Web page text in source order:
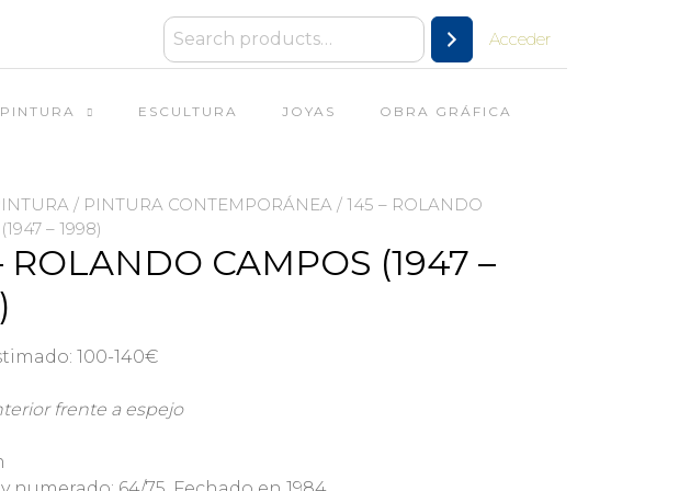
Acceder
PINTURA ESCULTURA JOYAS OBRA GRÁFICA
/ PINTURA CONTEMPORÁNEA / 145 – ROLANDO
– 1998)
ROLANDO CAMPOS (1947 –
100-140€
frente a espejo